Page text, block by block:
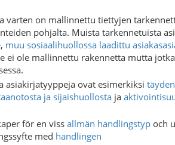
varten on mallinnettu tiettyjen
pohjalta. Muista tarkennetuista
, muu sosiaalihuollossa laadittu
ei ole mallinnettu rakennetta mutta
asiakirjatyyppejä ovat esimerkiksi
ja sijaishuollosta ja
för en viss allmän handlingstyp och
med handlingen